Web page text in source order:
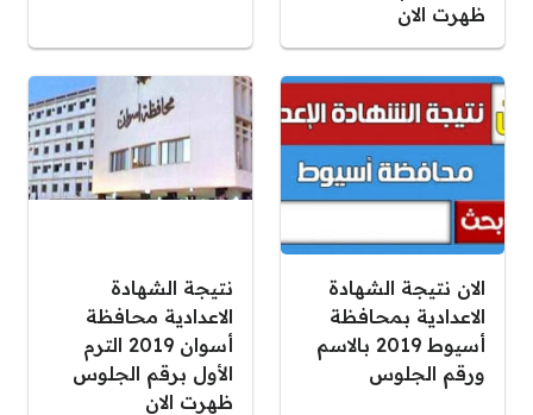
ظهرت الان
الان نتيجة الشهادة
الاعدادية بمحافظة
أسيوط 2019 بالاسم
ورقم الجلوس
نتيجة الشهادة
الاعدادية محافظة
أسوان 2019 الترم
الأول برقم الجلوس
ظهرت الان